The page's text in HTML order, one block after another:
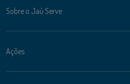
Sobre o Jaú Serve
Ações